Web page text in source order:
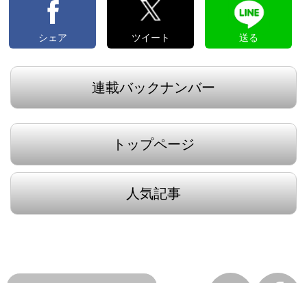
シェア ツイート 送る
連載バックナンバー
トップページ
人気記事